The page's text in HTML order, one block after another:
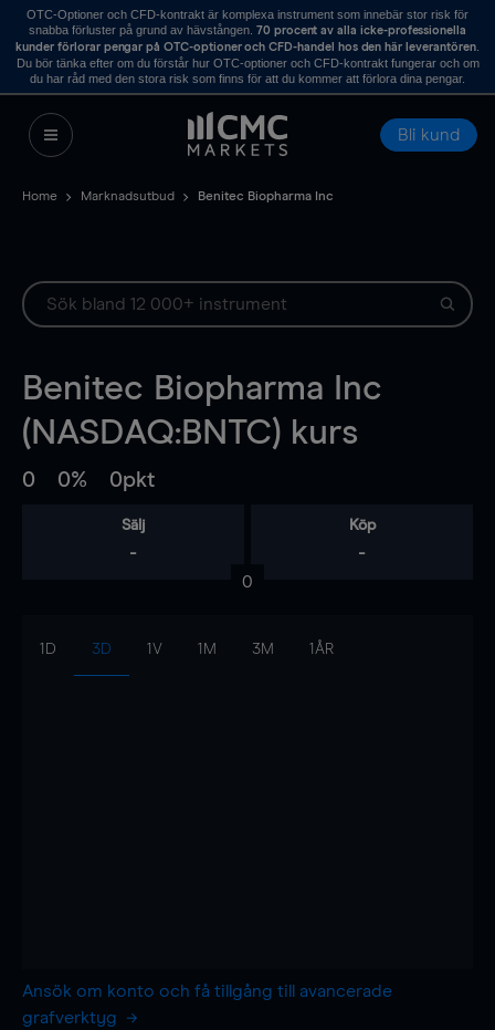
OTC-Optioner och CFD-kontrakt är komplexa instrument som innebär stor risk för
snabba förluster på grund av hävstången. 70 procent av alla icke-professionella
kunder förlorar pengar på OTC-optioner och CFD-handel hos den här leverantören.
Du bör tänka efter om du förstår hur OTC-optioner och CFD-kontrakt fungerar och om
du har råd med den stora risk som finns för att du kommer att förlora dina pengar.
Bli kund
Home Marknadsutbud Benitec Biopharma Inc
Benitec Biopharma Inc
(NASDAQ:BNTC) kurs
0 0% 0pkt
Sälj
-
Köp
-
0
1D 3D 1V 1M 3M 1ÅR
Ansök om konto och få tillgång till avancerade
grafverktyg